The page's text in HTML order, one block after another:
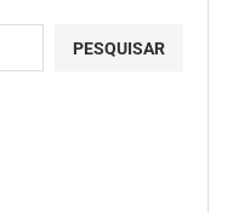
PESQUISAR